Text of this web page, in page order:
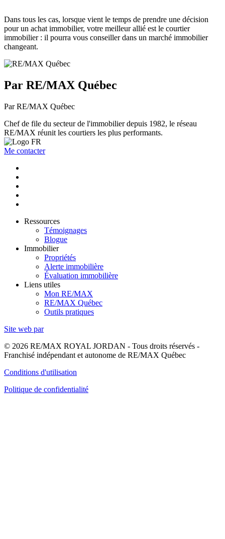
Dans tous les cas, lorsque vient le temps de prendre une décision
pour un achat immobilier, votre meilleur allié est le courtier
immobilier : il pourra vous conseiller dans un marché immobilier
changeant.
Par RE/MAX Québec
Par RE/MAX Québec
Chef de file du secteur de l'immobilier depuis 1982, le réseau
RE/MAX réunit les courtiers les plus performants.
Me contacter
Ressources
Témoignages
Blogue
Immobilier
Propriétés
Alerte immobilière
Évaluation immobilière
Liens utiles
Mon RE/MAX
RE/MAX Québec
Outils pratiques
Site web par
© 2026 RE/MAX ROYAL JORDAN - Tous droits réservés -
Franchisé indépendant et autonome de RE/MAX Québec
Conditions d'utilisation
Politique de confidentialité